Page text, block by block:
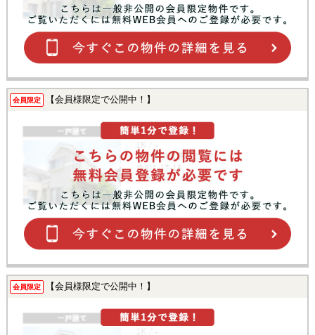
会員限定 【会員様限定で公開中！】
会員限定 【会員様限定で公開中！】